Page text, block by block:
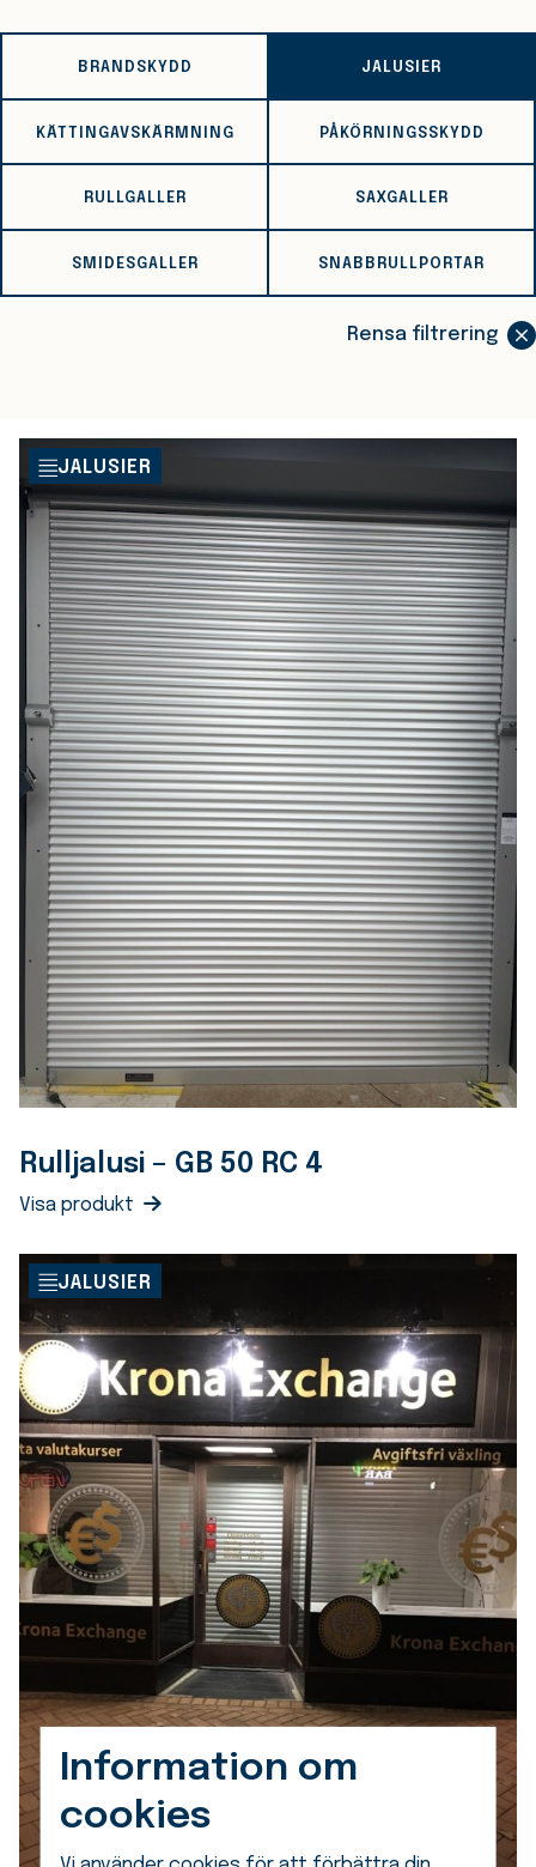
BRANDSKYDD JALUSIER
KÄTTINGAVSKÄRMNING PÅKÖRNINGSSKYDD
RULLGALLER SAXGALLER
SMIDESGALLER SNABBRULLPORTAR
Rensa filtrering
JALUSIER
Rulljalusi – GB 50 RC 4
Visa produkt
JALUSIER
Information om
cookies